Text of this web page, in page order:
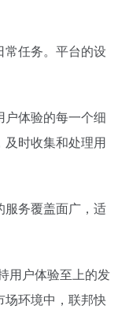
任务。平台的设
体验的每一个细
时收集和处理用
服务覆盖面广，适
用户体验至上的发
场环境中，联邦快
化建设新局面
磅规划出炉
》歌王